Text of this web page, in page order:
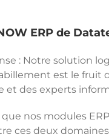
ERP de
: Notre solution
est le fruit
et des experts
que nos modules
ces deux